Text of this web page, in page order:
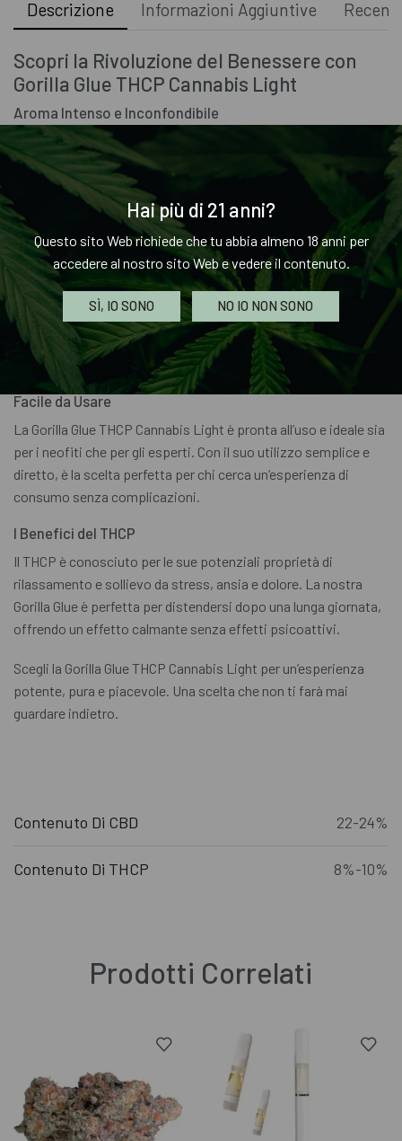
Hai più di 21 anni?
Questo sito Web richiede che tu abbia almeno 18 anni per
accedere al nostro sito Web e vedere il contenuto.
SÌ, IO SONO NO IO NON SONO
Descrizione Informazioni Aggiuntive
Scopri la Rivoluzione del Benessere con
Gorilla Glue THCP Cannabis Light
Aroma Intenso e Inconfondibile
La nostra Gorilla Glue THCP Cannabis Light si distingue per il
suo profumo penetrante e unico, caratterizzato da note di
pino, cioccolato e caffè. Non è solo un fiore di cannabis: è
un’esperienza sensoriale completa.
Potenza e Purezza Garantite
La nostra selezione di Gorilla Glue viene sottoposta a rigidi
test di terze parti per assicurare un prodotto di alta qualità.
Utilizziamo solo i migliori oli di THCP e terpeni naturali,
garantendo un fiore privo di pesticidi, metalli pesanti e
solventi.
Facile da Usare
La Gorilla Glue THCP Cannabis Light è pronta all’uso e ideale sia
per i neofiti che per gli esperti. Con il suo utilizzo semplice e
diretto, è la scelta perfetta per chi cerca un’esperienza di
consumo senza complicazioni.
I Benefici del THCP
Il THCP è conosciuto per le sue potenziali proprietà di
rilassamento e sollievo da stress, ansia e dolore. La nostra
Gorilla Glue è perfetta per distendersi dopo una lunga giornata,
offrendo un effetto calmante senza effetti psicoattivi.
Scegli la Gorilla Glue THCP Cannabis Light per un’esperienza
potente, pura e piacevole. Una scelta che non ti farà mai
guardare indietro.
Contenuto Di CBD 22-24%
Contenuto Di THCP 8%-10%
Prodotti Correlati